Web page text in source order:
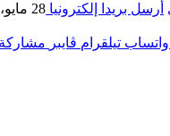
أرسل بريدا إلكترونيا 28 مايو، 2019
واتساب تيلقرام ڤايبر مشاركة